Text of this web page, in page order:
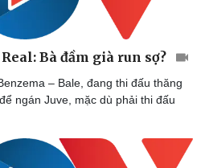
Bà đầm già run sợ?
– Bale, đang thi đấu thăng
ngán Juve, mặc dù phải thi đấu